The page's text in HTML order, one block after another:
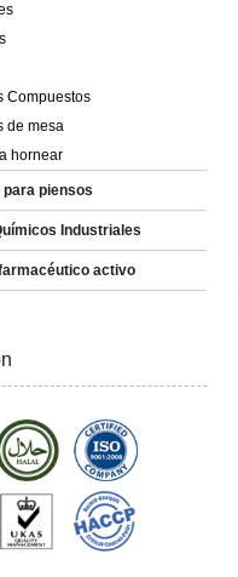
Compuestos
de mesa
hornear
piensos
Industriales
activo